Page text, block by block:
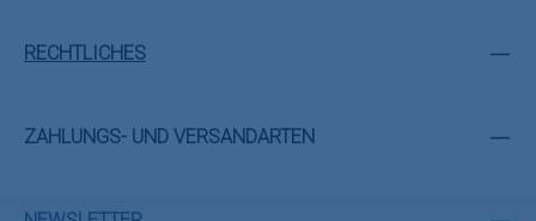
RECHTLICHES
ZAHLUNGS- UND VERSANDARTEN